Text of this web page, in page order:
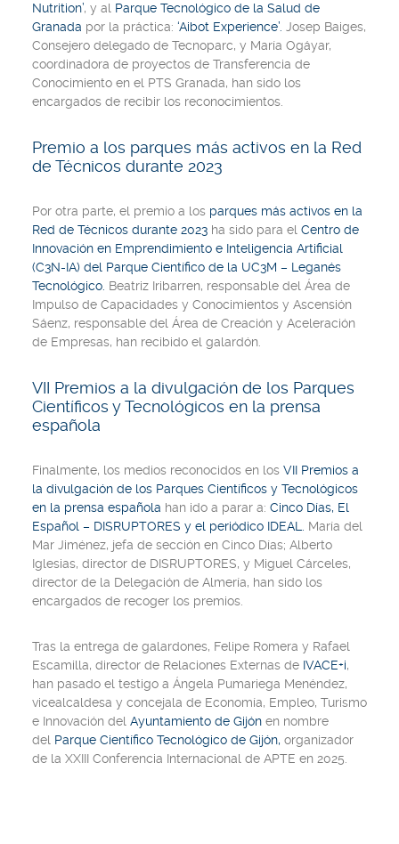
Nutrition’, y al Parque Tecnológico de la Salud de
Granada por la práctica: ‘Aibot Experience’. Josep Baiges,
Consejero delegado de Tecnoparc, y María Ogáyar,
coordinadora de proyectos de Transferencia de
Conocimiento en el PTS Granada, han sido los
encargados de recibir los reconocimientos.
Premio a los parques más activos en la Red
de Técnicos durante 2023
Por otra parte, el premio a los parques más activos en la
Red de Técnicos durante 2023 ha sido para el Centro de
Innovación en Emprendimiento e Inteligencia Artificial
(C3N-IA) del Parque Científico de la UC3M – Leganés
Tecnológico. Beatriz Iribarren, responsable del Área de
Impulso de Capacidades y Conocimientos y Ascensión
Sáenz, responsable del Área de Creación y Aceleración
de Empresas, han recibido el galardón.
VII Premios a la divulgación de los Parques
Científicos y Tecnológicos en la prensa
española
Finalmente, los medios reconocidos en los VII Premios a
la divulgación de los Parques Científicos y Tecnológicos
en la prensa española han ido a parar a: Cinco Días, El
Español – DISRUPTORES y el periódico IDEAL. María del
Mar Jiménez, jefa de sección en Cinco Días; Alberto
Iglesias, director de DISRUPTORES, y Miguel Cárceles,
director de la Delegación de Almería, han sido los
encargados de recoger los premios.
Tras la entrega de galardones, Felipe Romera y Rafael
Escamilla, director de Relaciones Externas de IVACE+i,
han pasado el testigo a Ángela Pumariega Menéndez,
vicealcaldesa y concejala de Economía, Empleo, Turismo
e Innovación del Ayuntamiento de Gijón en nombre
del Parque Científico Tecnológico de Gijón, organizador
de la XXIII Conferencia Internacional de APTE en 2025.